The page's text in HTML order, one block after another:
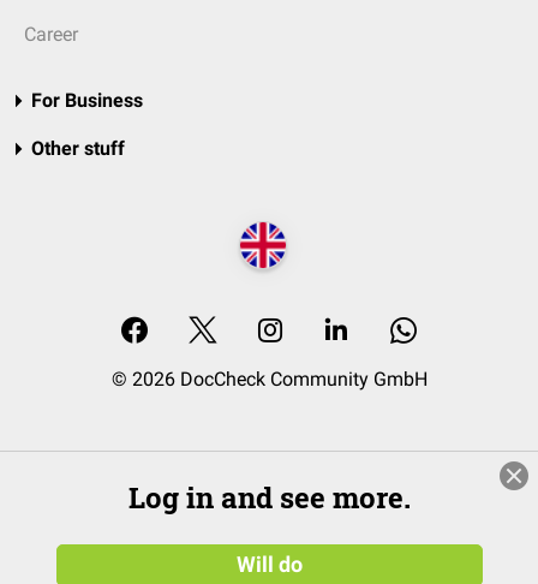
Career
For Business
Other stuff
© 2026 DocCheck Community GmbH
Log in and see more.
Will do